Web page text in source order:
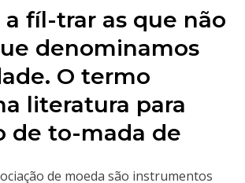
fíl-trar as que não
denominamos
O termo
literatura para
de to-mada de
de moeda são instrumentos